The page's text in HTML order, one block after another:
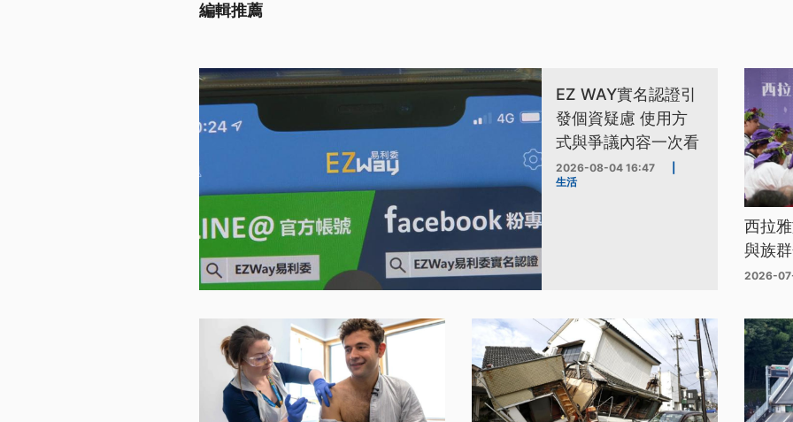
編輯推薦
EZ WAY實名認證引
發個資疑慮 使用方
式與爭議內容一次看
2026-08-04 16:47
生活
西拉
與族
2026-